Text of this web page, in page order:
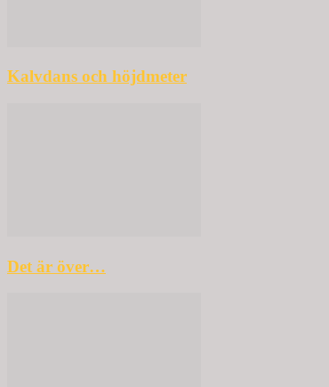
Kalvdans och höjdmeter
Det är över…